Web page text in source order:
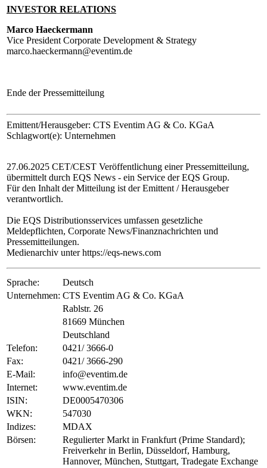
INVESTOR RELATIONS
Marco Haeckermann
Vice President Corporate Development & Strategy
marco.haeckermann@eventim.de
Ende der Pressemitteilung
Emittent/Herausgeber: CTS Eventim AG & Co. KGaA
Schlagwort(e): Unternehmen
27.06.2025 CET/CEST Veröffentlichung einer Pressemitteilung,
übermittelt durch EQS News - ein Service der EQS Group.
Für den Inhalt der Mitteilung ist der Emittent / Herausgeber
verantwortlich.
Die EQS Distributionsservices umfassen gesetzliche
Meldepflichten, Corporate News/Finanznachrichten und
Pressemitteilungen.
Medienarchiv unter https://eqs-news.com
Sprache:
Deutsch
Unternehmen: CTS Eventim AG & Co. KGaA
Rablstr. 26
81669 München
Deutschland
Telefon:
0421/ 3666-0
Fax:
0421/ 3666-290
E-Mail:
info@eventim.de
Internet:
www.eventim.de
ISIN:
DE0005470306
WKN:
547030
Indizes:
MDAX
Börsen:
Regulierter Markt in Frankfurt (Prime Standard);
Freiverkehr in Berlin, Düsseldorf, Hamburg,
Hannover, München, Stuttgart, Tradegate Exchange